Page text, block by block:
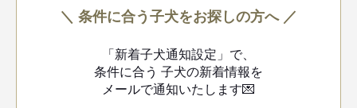
＼ 条件に合う子犬をお探しの方へ ／
「新着子犬通知設定」で、
条件に合う 子犬の新着情報を
メールで通知いたします💌